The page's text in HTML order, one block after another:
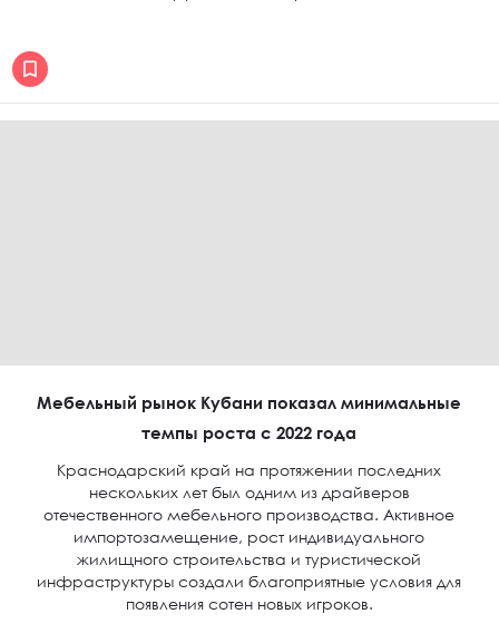
Мебельный рынок Кубани показал минимальные
темпы роста с 2022 года
Краснодарский край на протяжении последних
нескольких лет был одним из драйверов
отечественного мебельного производства. Активное
импортозамещение, рост индивидуального
жилищного строительства и туристической
инфраструктуры создали благоприятные условия для
появления сотен новых игроков.